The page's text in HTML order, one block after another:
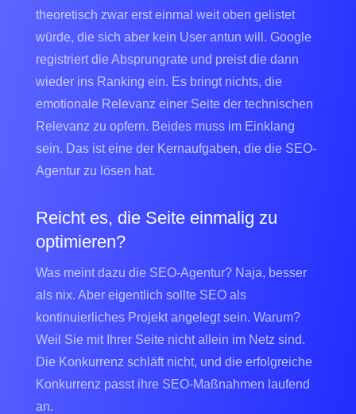
theoretisch zwar erst einmal weit oben gelistet
würde, die sich aber kein User antun will. Google
registriert die Absprungrate und preist die dann
wieder ins Ranking ein. Es bringt nichts, die
emotionale Relevanz einer Seite der technischen
Relevanz zu opfern. Beides muss im Einklang
sein. Das ist eine der Kernaufgaben, die die SEO-
Agentur zu lösen hat.
Reicht es, die Seite einmalig zu
optimieren?
Was meint dazu die SEO-Agentur? Naja, besser
als nix. Aber eigentlich sollte SEO als
kontinuierliches Projekt angelegt sein. Warum?
Weil Sie mit Ihrer Seite nicht allein im Netz sind.
Die Konkurrenz schläft nicht, und die erfolgreiche
Konkurrenz passt ihre SEO-Maßnahmen laufend
an.